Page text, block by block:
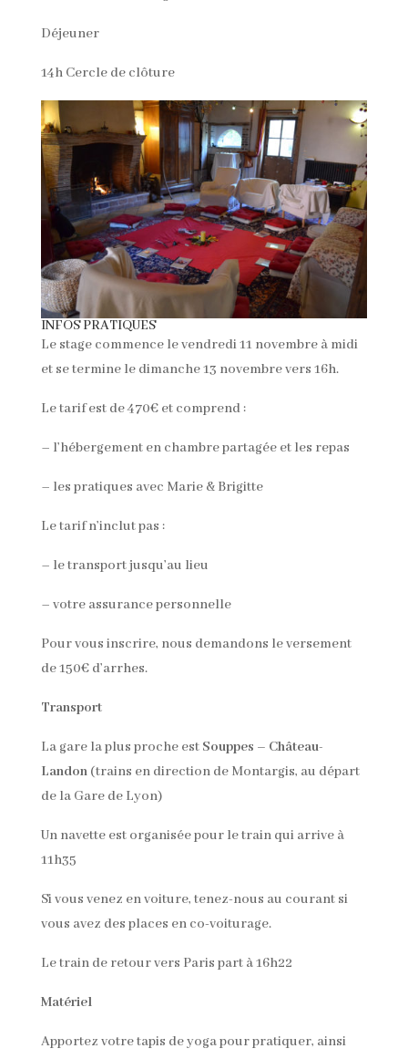
Déjeuner
14h Cercle de clôture
INFOS PRATIQUES
Le stage commence le vendredi 11 novembre à midi
et se termine le dimanche 13 novembre vers 16h.
Le tarif est de 470€ et comprend :
– l’hébergement en chambre partagée et les repas
– les pratiques avec Marie & Brigitte
Le tarif n’inclut pas :
– le transport jusqu’au lieu
– votre assurance personnelle
Pour vous inscrire, nous demandons le versement
de 150€ d’arrhes.
Transport
La gare la plus proche est Souppes – Château-
Landon(trains en direction de Montargis, au départ
de la Gare de Lyon)
Un navette est organisée pour le train qui arrive à
11h35
Si vous venez en voiture, tenez-nous au courant si
vous avez des places en co-voiturage.
Le train de retour vers Paris part à 16h22
Matériel
Apportez votre tapis de yoga pour pratiquer, ainsi